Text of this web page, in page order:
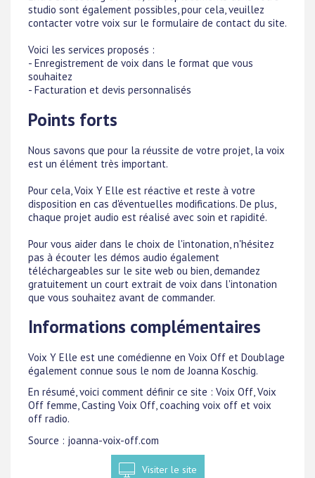
studio sont également possibles, pour cela, veuillez
contacter votre voix sur le formulaire de contact du site.
Voici les services proposés :
- Enregistrement de voix dans le format que vous
souhaitez
- Facturation et devis personnalisés
Points forts
Nous savons que pour la réussite de votre projet, la voix
est un élément très important.
Pour cela, Voix Y Elle est réactive et reste à votre
disposition en cas d'éventuelles modifications. De plus,
chaque projet audio est réalisé avec soin et rapidité.
Pour vous aider dans le choix de l'intonation, n'hésitez
pas à écouter les démos audio également
téléchargeables sur le site web ou bien, demandez
gratuitement un court extrait de voix dans l'intonation
que vous souhaitez avant de commander.
Informations complémentaires
Voix Y Elle est une comédienne en Voix Off et Doublage
également connue sous le nom de Joanna Koschig.
En résumé, voici comment définir ce site : Voix Off, Voix
Off femme, Casting Voix Off, coaching voix off et voix
off radio.
Source : joanna-voix-off.com
Visiter le site